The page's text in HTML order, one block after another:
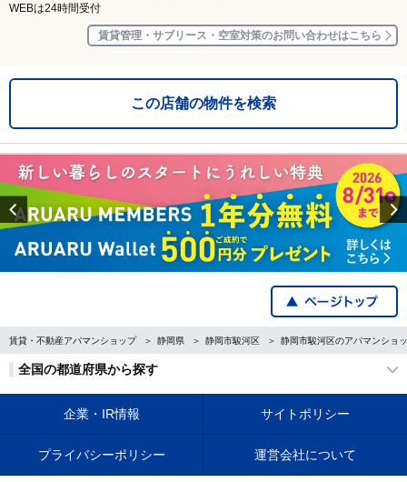
WEBは24時間受付
賃貸管理・サブリース・空室対策のお問い合わせはこちら
この店舗の物件を検索
Previous
賃貸・不動産アパマンショップ 静岡県 静岡市駿河区 静岡市駿河区のアパマンショ
全国の都道府県から探す
企業・IR情報 サイトポリシー
プライバシーポリシー 運営会社について